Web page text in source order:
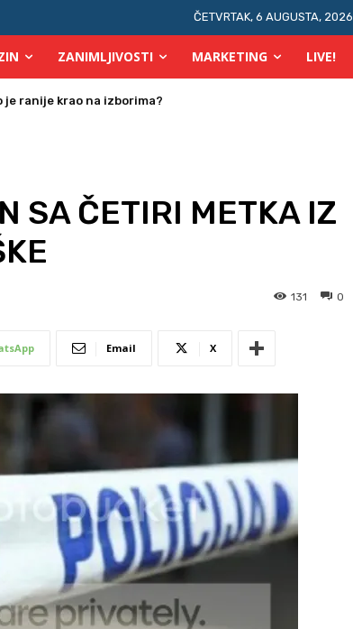
ČETVRTAK, 6 AUGUSTA, 2026
ZANIMLJIVOSTI MARKETING LIVE!
ranije krao na izborima?
osobe s invaliditetom
SA ČETIRI METKA IZ
0
131
Email X